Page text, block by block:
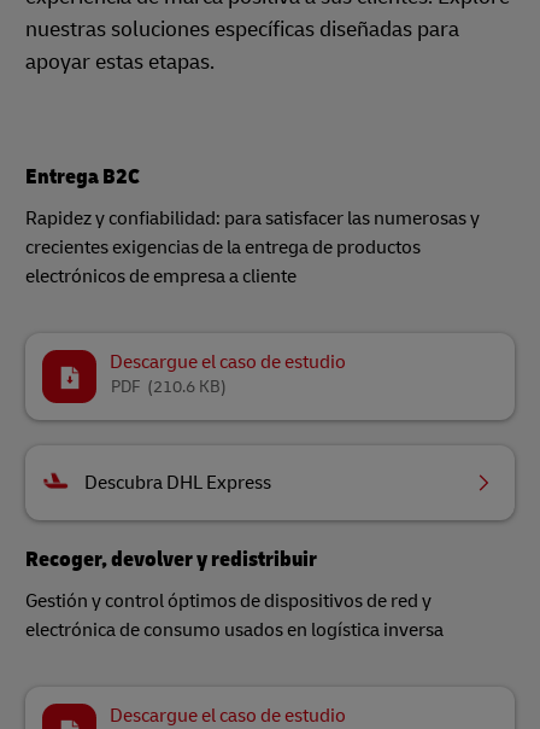
nuestras soluciones específicas diseñadas para
apoyar estas etapas.
Entrega B2C
Rapidez y confiabilidad: para satisfacer las numerosas y
crecientes exigencias de la entrega de productos
electrónicos de empresa a cliente
Descargue el caso de estudio
(210.6 KB)
PDF
Descubra DHL Express
Recoger, devolver y redistribuir
Gestión y control óptimos de dispositivos de red y
electrónica de consumo usados en logística inversa
Descargue el caso de estudio